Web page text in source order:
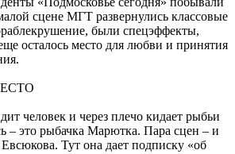
сцене МГТ развернулись классовые
были спецэффекты,
осталось место для любви и принятия
человек и через плечо кидает рыбьи
– это рыбачка Марютка. Пара сцен – и
Евсюкова. Тут она дает подписку «об